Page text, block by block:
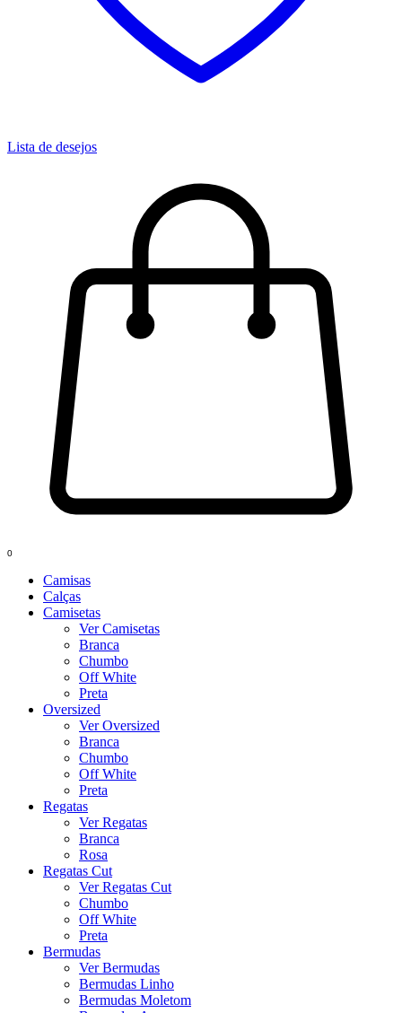
Lista de desejos
0
Camisas
Calças
Camisetas
Ver Camisetas
Branca
Chumbo
Off White
Preta
Oversized
Ver Oversized
Branca
Chumbo
Off White
Preta
Regatas
Ver Regatas
Branca
Rosa
Regatas Cut
Ver Regatas Cut
Chumbo
Off White
Preta
Bermudas
Ver Bermudas
Bermudas Linho
Bermudas Moletom